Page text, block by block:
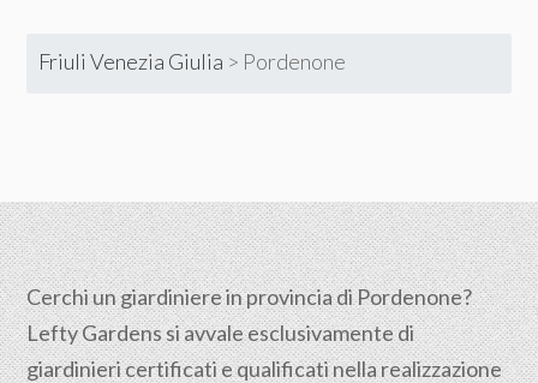
Friuli Venezia Giulia > Pordenone
Cerchi un giardiniere in provincia di Pordenone?
Lefty Gardens si avvale esclusivamente di
giardinieri certificati e qualificati nella realizzazione